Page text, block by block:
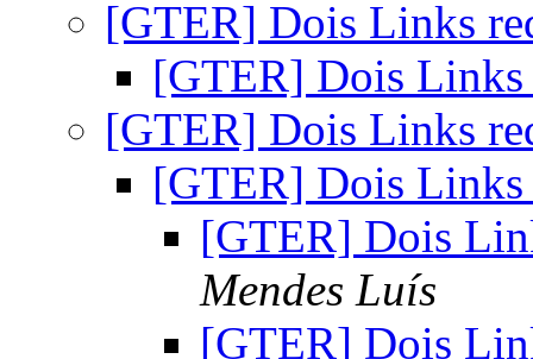
[GTER] Dois Links
[GTER] Dois Links
[GTER] Dois Links
[GTER] Dois Links
[GTER] Dois
Mendes Luís
[GTER] Dois